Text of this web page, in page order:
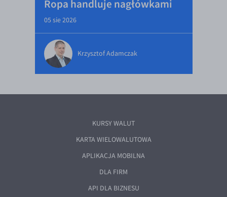
Ropa handluje nagłówkami
05 sie 2026
Krzysztof Adamczak
KURSY WALUT
KARTA WIELOWALUTOWA
APLIKACJA MOBILNA
DLA FIRM
API DLA BIZNESU